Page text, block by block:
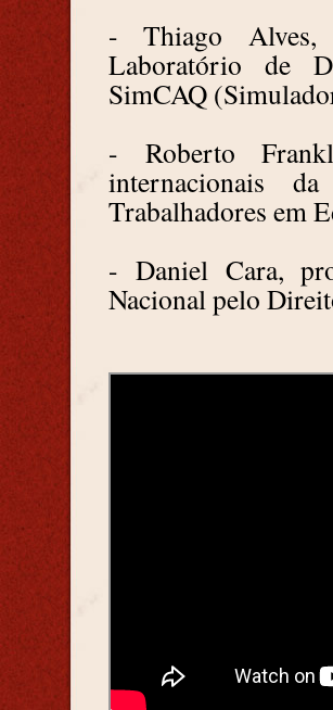
- Thiago Alves,
Laboratório de
SimCAQ
- Roberto
internacionais
Trabalhadores em
- Daniel Cara,
Nacional pelo